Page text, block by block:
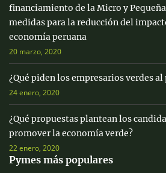
financiamiento de la Micro y
medidas para la reducción del
economía peruana
20 marzo, 2020
¿Qué piden los empresarios verdes
24 enero, 2020
¿Qué propuestas plantean los
promover la economía verde?
22 enero, 2020
Pymes más populares